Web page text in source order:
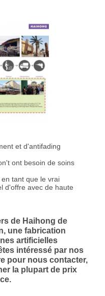
et d'antifading
ont besoin de soins
tant que le vrai
d'offre avec de haute
de Haihong de
une fabrication
artificielles
intéressé par nos
pour nous contacter,
la plupart de prix